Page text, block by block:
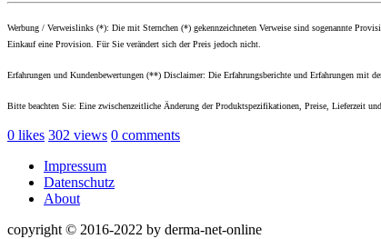
Werbung / Verweislinks (*): Die mit Sternchen (*) gekennzeichneten Verweise sind sogenannte
Einkauf eine Provision. Für Sie verändert sich der Preis jedoch nicht.
Erfahrungen und Kundenbewertungen (**) Disclaimer: Die Erfahrungsberichte und Erfahrungen mit
Bitte beachten Sie: Eine zwischenzeitliche Änderung der Produktspezifikationen, Preise, Lieferzeit
0 likes 302 views 0 comments
Impressum
Datenschutz
About
copyright © 2016-2022 by derma-net-online